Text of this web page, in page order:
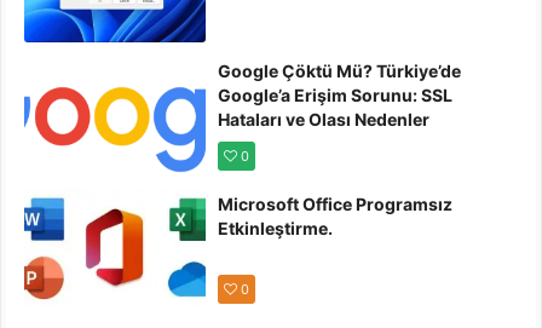
Google Çöktü Mü? Türkiye’de
Google’a Erişim Sorunu: SSL
Hataları ve Olası Nedenler
0
Microsoft Office Programsız
Etkinleştirme.
0